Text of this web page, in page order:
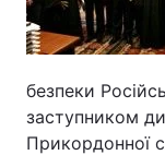
Економіка
Спорт
Техно і зв'язок
безпеки
заступником
Прикордонної